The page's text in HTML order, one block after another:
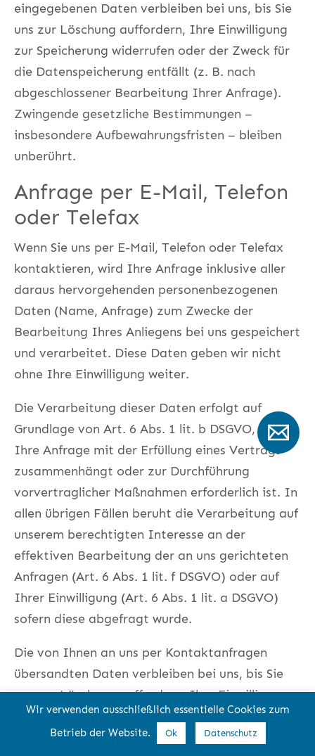
eingegebenen Daten verbleiben bei uns, bis Sie
uns zur Löschung auffordern, Ihre Einwilligung
zur Speicherung widerrufen oder der Zweck für
die Datenspeicherung entfällt (z. B. nach
abgeschlossener Bearbeitung Ihrer Anfrage).
Zwingende gesetzliche Bestimmungen –
insbesondere Aufbewahrungsfristen – bleiben
unberührt.
Anfrage per E-Mail, Telefon
oder Telefax
Wenn Sie uns per E-Mail, Telefon oder Telefax
kontaktieren, wird Ihre Anfrage inklusive aller
daraus hervorgehenden personenbezogenen
Daten (Name, Anfrage) zum Zwecke der
Bearbeitung Ihres Anliegens bei uns gespeichert
und verarbeitet. Diese Daten geben wir nicht
ohne Ihre Einwilligung weiter.
Die Verarbeitung dieser Daten erfolgt auf
Grundlage von Art. 6 Abs. 1 lit. b DSGVO, sofern
Ihre Anfrage mit der Erfüllung eines Vertrags
zusammenhängt oder zur Durchführung
vorvertraglicher Maßnahmen erforderlich ist. In
allen übrigen Fällen beruht die Verarbeitung auf
unserem berechtigten Interesse an der
effektiven Bearbeitung der an uns gerichteten
Anfragen (Art. 6 Abs. 1 lit. f DSGVO) oder auf
Ihrer Einwilligung (Art. 6 Abs. 1 lit. a DSGVO)
sofern diese abgefragt wurde.
Die von Ihnen an uns per Kontaktanfragen
übersandten Daten verbleiben bei uns, bis Sie
uns zur Löschung auffordern, Ihre Einwilligung
zur Speicherung widerrufen oder der Zweck für
die Datenspeicherung entfällt (z. B. nach
Wir verwenden ausschließlich essentielle Cookies zum
Betrieb der Website.
Ok Datenschutz